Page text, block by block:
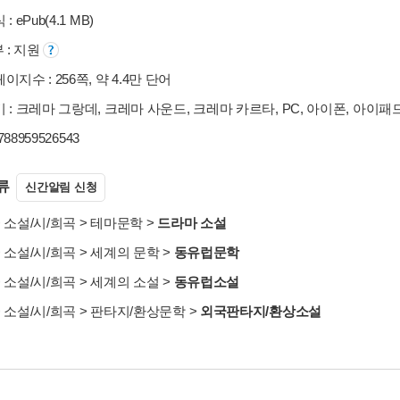
: ePub(4.1 MB)
: 지원
이지수 : 256쪽, 약 4.4만 단어
: 크레마 그랑데, 크레마 사운드, 크레마 카르타, PC, 아이폰, 아이패
신간알림 신청
소설/시/희곡 >테마문학 > 드라마 소설
소설/시/희곡 >세계의 문학> 동유럽문학
소설/시/희곡 >세계의 소설 > 동유럽소설
소설/시/희곡 > 판타지/환상문학> 외국판타지/환상소설